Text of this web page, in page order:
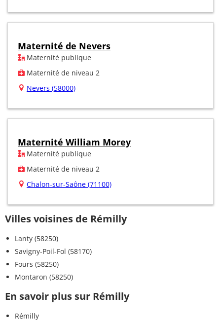
Maternité de Nevers
Maternité publique
Maternité de niveau 2
Nevers (58000)
Maternité William Morey
Maternité publique
Maternité de niveau 2
Chalon-sur-Saône (71100)
Villes voisines de Rémilly
Lanty (58250)
Savigny-Poil-Fol (58170)
Fours (58250)
Montaron (58250)
En savoir plus sur Rémilly
Rémilly